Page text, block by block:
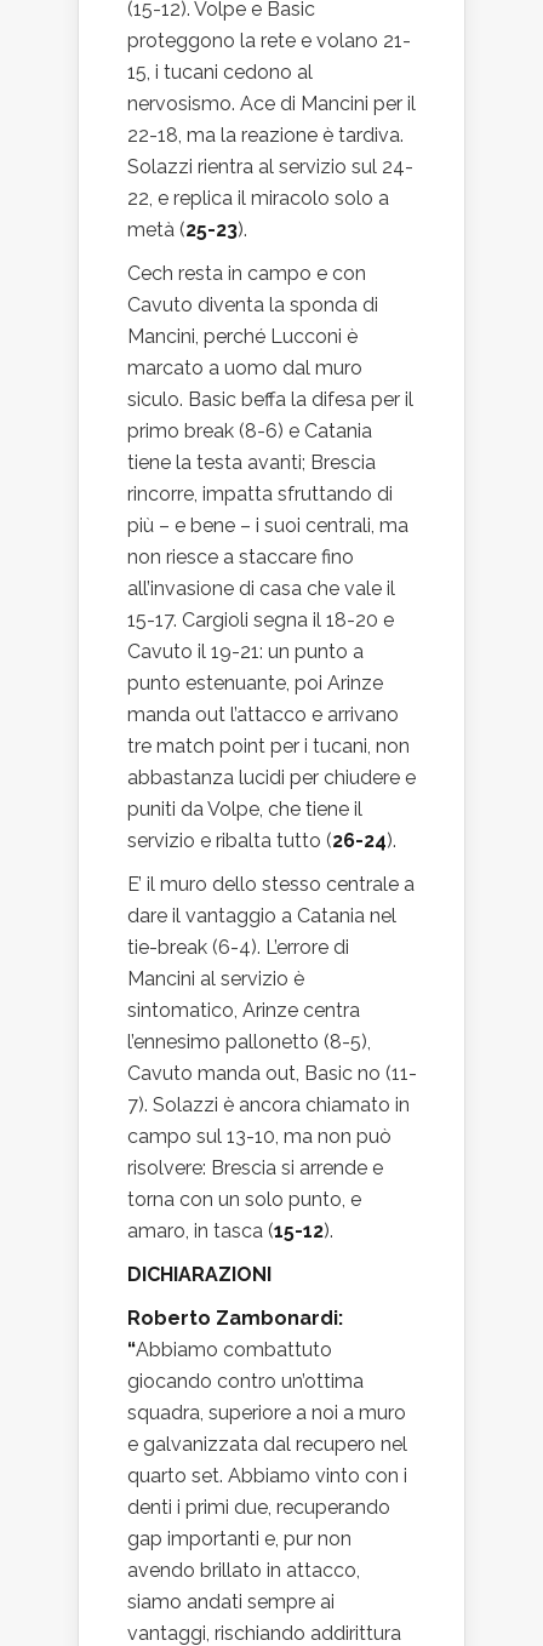
(15-12). Volpe e Basic
proteggono la rete e volano 21-
15, i tucani cedono al
nervosismo. Ace di Mancini per il
22-18, ma la reazione è tardiva.
Solazzi rientra al servizio sul 24-
22, e replica il miracolo solo a
metà (25-23).
Cech resta in campo e con
Cavuto diventa la sponda di
Mancini, perché Lucconi è
marcato a uomo dal muro
siculo. Basic beffa la difesa per il
primo break (8-6) e Catania
tiene la testa avanti; Brescia
rincorre, impatta sfruttando di
più – e bene – i suoi centrali, ma
non riesce a staccare fino
all’invasione di casa che vale il
15-17. Cargioli segna il 18-20 e
Cavuto il 19-21: un punto a
punto estenuante, poi Arinze
manda out l’attacco e arrivano
tre match point per i tucani, non
abbastanza lucidi per chiudere e
puniti da Volpe, che tiene il
servizio e ribalta tutto (26-24).
E’ il muro dello stesso centrale a
dare il vantaggio a Catania nel
tie-break (6-4). L’errore di
Mancini al servizio è
sintomatico, Arinze centra
l’ennesimo pallonetto (8-5),
Cavuto manda out, Basic no (11-
7). Solazzi è ancora chiamato in
campo sul 13-10, ma non può
risolvere: Brescia si arrende e
torna con un solo punto, e
amaro, in tasca (15-12).
DICHIARAZIONI
Roberto Zambonardi:
“Abbiamo combattuto
giocando contro un’ottima
squadra, superiore a noi a muro
e galvanizzata dal recupero nel
quarto set. Abbiamo vinto con i
denti i primi due, recuperando
gap importanti e, pur non
avendo brillato in attacco,
siamo andati sempre ai
vantaggi, rischiando addirittura